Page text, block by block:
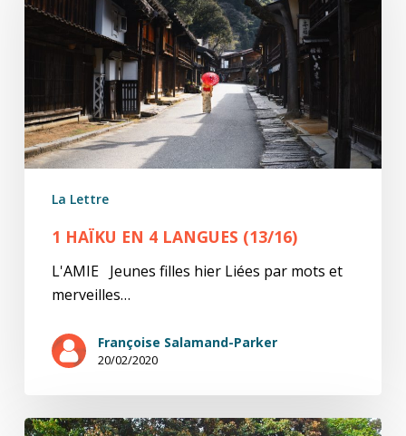
4
Langues
La Lettre
1 HAÏKU EN 4 LANGUES (13/16)
L'AMIE Jeunes filles hier Liées par mots et
merveilles…
Françoise Salamand-Parker
20/02/2020
Sacrés